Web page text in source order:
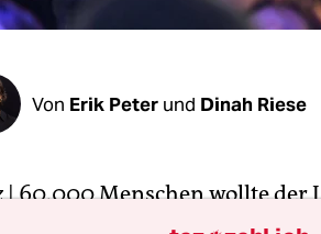
Von Erik Peter und Dinah Riese
| 60.000 Menschen wollte der
am Mittwochabend auf